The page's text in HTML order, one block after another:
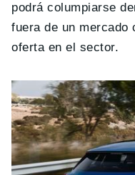
podrá columpiarse
fuera de un mercado
oferta en el sector.